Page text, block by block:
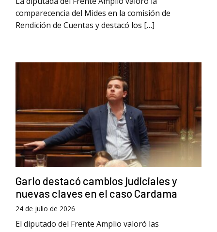
comparecencia del Mides en la comisión de
Rendición de Cuentas y destacó los […]
Garlo destacó cambios judiciales y
nuevas claves en el caso Cardama
24 de julio de 2026
El diputado del Frente Amplio valoró las